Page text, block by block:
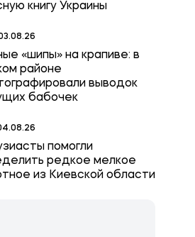
книгу Украины
«шипы» на крапиве: в
районе
выводок
бабочек
помогли
редкое мелкое
из Киевской области